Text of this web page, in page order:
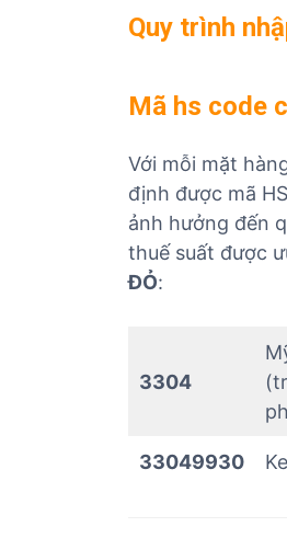
Quy trình
Mã hs code
Với mỗi mặt
định được mã
ảnh hưởng đến
thuế suất được
ĐỎ:
3304
33049930